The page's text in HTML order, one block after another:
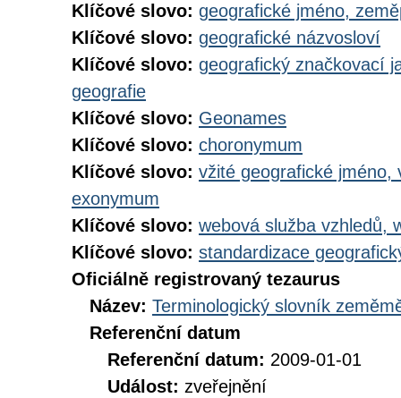
Klíčové slovo: geografické jméno,
Klíčové slovo: geografické názvosloví
Klíčové slovo: geografický značkovací
geografie
Klíčové slovo: Geonames
Klíčové slovo: choronymum
Klíčové slovo: vžité geografické jméno,
exonymum
Klíčové slovo: webová služba vzhledů,
Klíčové slovo: standardizace
Oficiálně registrovaný tezaurus
Název: Terminologický slovník
Referenční datum
Referenční datum: 2009-01-01
Událost: zveřejnění